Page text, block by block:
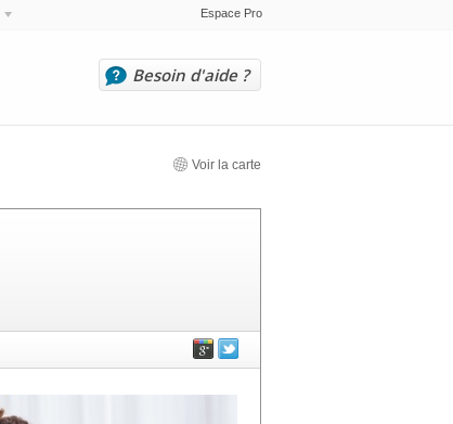
Espace Pro
Besoin d'aide ?
Voir la carte